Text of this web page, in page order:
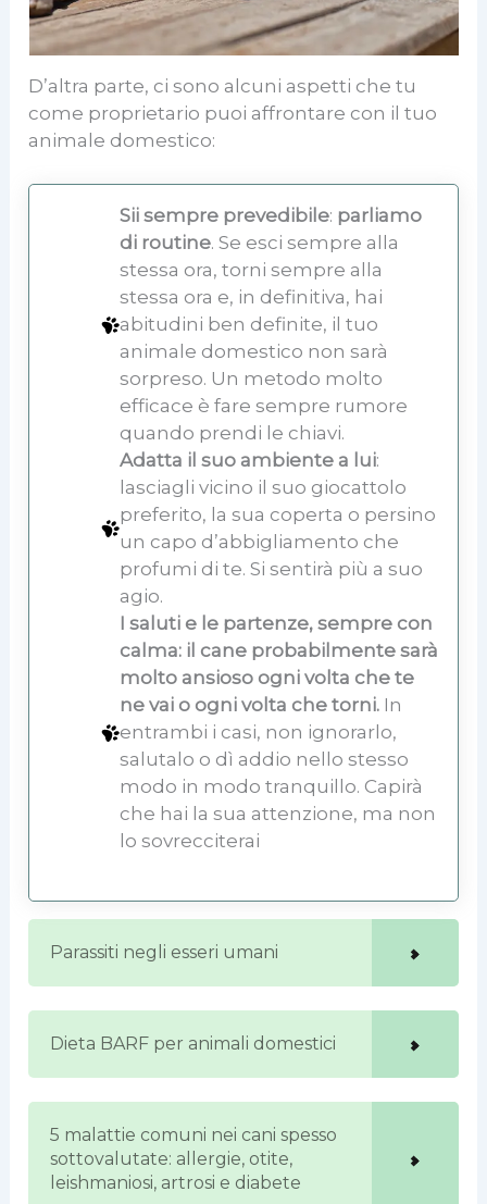
D’altra parte, ci sono alcuni aspetti che tu
come proprietario puoi affrontare con il tuo
animale domestico:
Sii sempre prevedibile: parliamo
di routine. Se esci sempre alla
stessa ora, torni sempre alla
stessa ora e, in definitiva, hai
abitudini ben definite, il tuo
animale domestico non sarà
sorpreso. Un metodo molto
efficace è fare sempre rumore
quando prendi le chiavi.
Adatta il suo ambiente a lui:
lasciagli vicino il suo giocattolo
preferito, la sua coperta o persino
un capo d’abbigliamento che
profumi di te. Si sentirà più a suo
agio.
I saluti e le partenze, sempre con
calma: il cane probabilmente sarà
molto ansioso ogni volta che te
ne vai o ogni volta che torni. In
entrambi i casi, non ignorarlo,
salutalo o dì addio nello stesso
modo in modo tranquillo. Capirà
che hai la sua attenzione, ma non
lo sovrecciterai
Parassiti negli esseri umani
Dieta BARF per animali domestici
5 malattie comuni nei cani spesso
sottovalutate: allergie, otite,
leishmaniosi, artrosi e diabete